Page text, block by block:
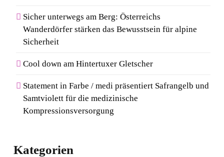
Sicher unterwegs am Berg: Österreichs
Wanderdörfer stärken das Bewusstsein für alpine
Sicherheit
Cool down am Hintertuxer Gletscher
Statement in Farbe / medi präsentiert Safrangelb und
Samtviolett für die medizinische
Kompressionsversorgung
Kategorien